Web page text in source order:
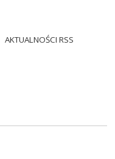
AKTUALNOŚCI RSS